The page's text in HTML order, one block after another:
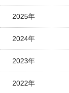
2025年
2024年
2023年
2022年